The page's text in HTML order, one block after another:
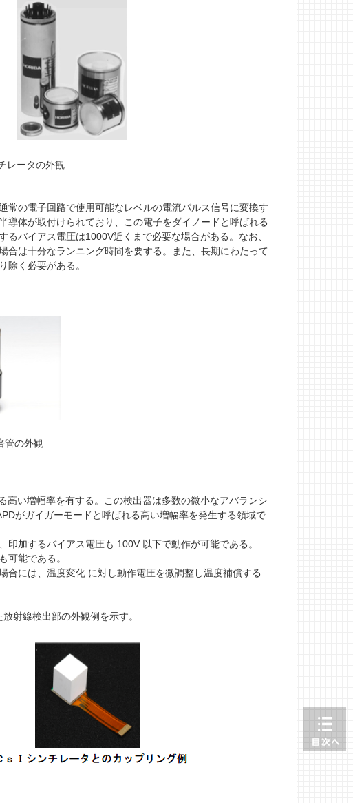
レータの外観
の電子回路で使用可能なレベルの電流パルス信号に変換す
体が取付けられており、この電子をダイノードと呼ばれる
バイアス電圧は1000V近くまで必要な場合がある。なお、
は十分なランニング時間を要する。また、長期にわたって
除く必要がある。
の外観
い増幅率を有する。この検出器は多数の微小なアバランシ
がガイガーモードと呼ばれる高い増幅率を発生する領域で
加するバイアス電圧も 100V 以下で動作が可能である。
可能である。
には、温度変化 に対し動作電圧を微調整し温度補償する
射線検出部の外観例を示す。